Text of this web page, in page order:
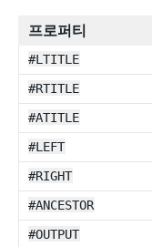
프로퍼티
#LTITLE
#RTITLE
#ATITLE
#LEFT
#RIGHT
#ANCESTOR
#OUTPUT